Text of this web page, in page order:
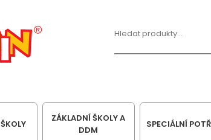
Hledat:
ZÁKLADNÍ ŠKOLY A
DDM
SPECIÁLNÍ